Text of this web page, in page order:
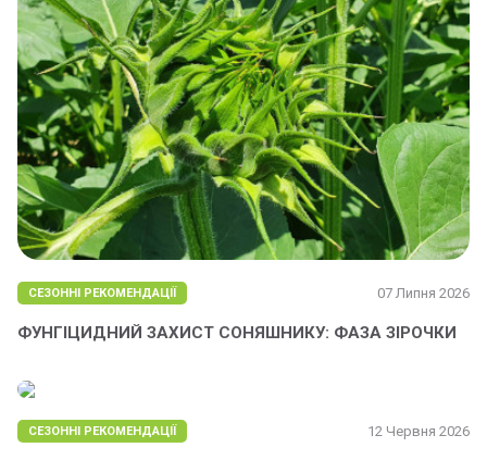
СЕЗОННІ РЕКОМЕНДАЦІЇ 07 Липня 2026
ФУНГІЦИДНИЙ ЗАХИСТ СОНЯШНИКУ: ФАЗА ЗІРОЧКИ
СЕЗОННІ РЕКОМЕНДАЦІЇ 12 Червня 2026